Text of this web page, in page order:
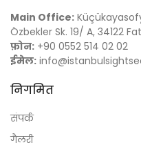
Main Office:
Özbekler Sk. 19/ A, 34122
फ़ोन: +90 0552 514 02 02
ईमेल:
निगमित
संपर्क
गैलरी